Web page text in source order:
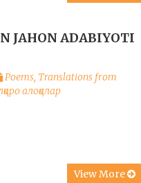
JAHON ADABIYOTI
Poems, Translations from
алоқалар
View More